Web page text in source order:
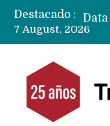
Destacado :
7 August, 2026